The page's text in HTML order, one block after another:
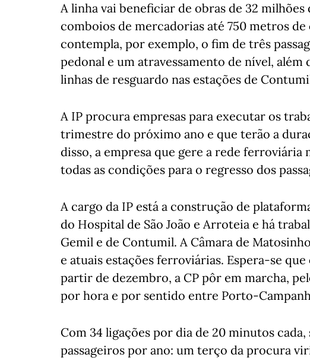
A linha vai beneficiar de obras de 32
comboios de mercadorias até 750 metros
contempla, por exemplo, o fim de três
pedonal e um atravessamento de nível,
linhas de resguardo nas estações de
A IP procura empresas para executar os
trimestre do próximo ano e que terão a
disso, a empresa que gere a rede
todas as condições para o regresso dos
A cargo da IP está a construção de
do Hospital de São João e Arroteia e há
Gemil e de Contumil. A Câmara de
e atuais estações ferroviárias. Espera-se
partir de dezembro, a CP pôr em marcha,
por hora e por sentido entre Porto-
Com 34 ligações por dia de 20 minutos
passageiros por ano: um terço da procura